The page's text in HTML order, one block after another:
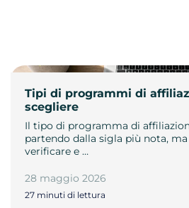
Tipi di programmi di
scegliere
Il tipo di programma di
partendo dalla sigla più nota,
verificare e …
28 maggio 2026
27 minuti di lettura